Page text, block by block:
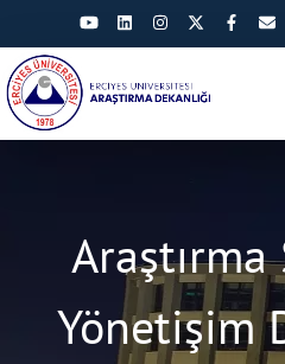
Yönetişim